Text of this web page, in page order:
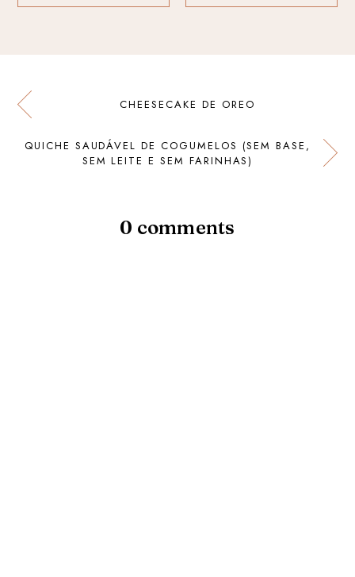
CHEESECAKE DE OREO
QUICHE SAUDÁVEL DE COGUMELOS (SEM BASE,
SEM LEITE E SEM FARINHAS)
0 comments